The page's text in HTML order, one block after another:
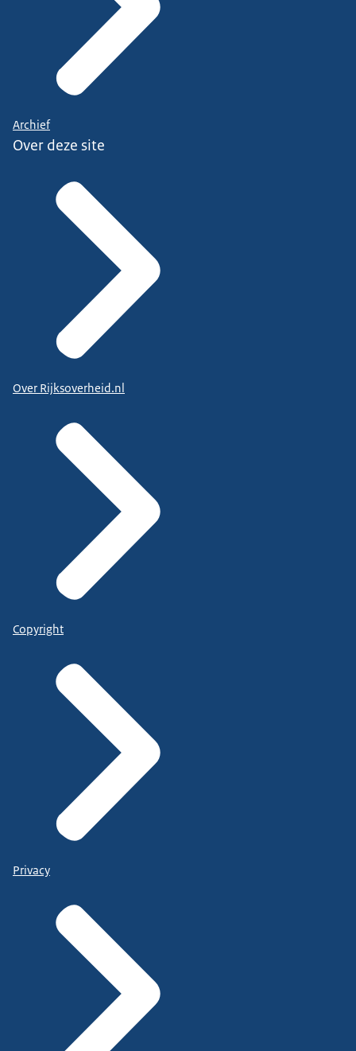
Archief
Over deze site
Over Rijksoverheid.nl
Copyright
Privacy